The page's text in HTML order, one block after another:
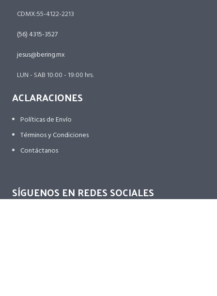
CDMX:55-4122-2213
(56) 4315-3527
jesus@bering.mx
LUN - SAB 10:00 - 19:00 hrs.
ACLARACIONES
Políticas de Envío
Términos y Condiciones
Contáctanos
SÍGUENOS EN REDES SOCIALES